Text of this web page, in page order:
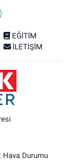
EĞİTİM
İLETİŞİM
Hava Durumu